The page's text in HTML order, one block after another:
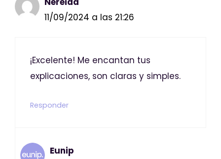
11/09/2024 a las 21:26
¡Excelente! Me encantan tus
explicaciones, son claras y simples.
Responder
Eunip